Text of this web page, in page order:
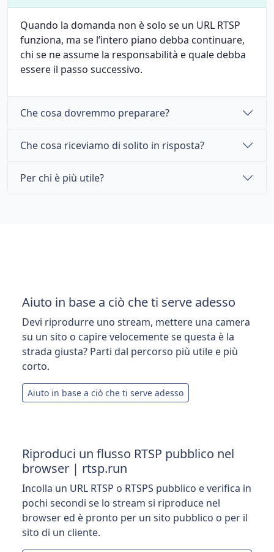
Quando la domanda non è solo se un URL RTSP
funziona, ma se l’intero piano debba continuare,
chi se ne assume la responsabilità e quale debba
essere il passo successivo.
Che cosa dovremmo preparare?
Che cosa riceviamo di solito in risposta?
Per chi è più utile?
Aiuto in base a ciò che ti serve adesso
Devi riprodurre uno stream, mettere una camera
su un sito o capire velocemente se questa è la
strada giusta? Parti dal percorso più utile e più
corto.
Aiuto in base a ciò che ti serve adesso
Riproduci un flusso RTSP pubblico nel
browser | rtsp.run
Incolla un URL RTSP o RTSPS pubblico e verifica in
pochi secondi se lo stream si riproduce nel
browser ed è pronto per un sito pubblico o per il
sito di un cliente.